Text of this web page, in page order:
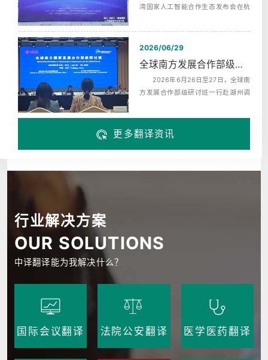
湾国家人工智能合作生态发布会在杭
了...
2026/06/29
全球南方发展合作部级研讨班赴湖州调研翻译服务
2026年6月26日至27日，全球南
方发展合作部级研讨班一行赴湖州调
罗、埃...
更多翻译资讯
行业解决方案
OUR SOLUTIONS
中译翻译能为我解决什么？
国际会议翻译 法院公安翻译 医学医药翻译